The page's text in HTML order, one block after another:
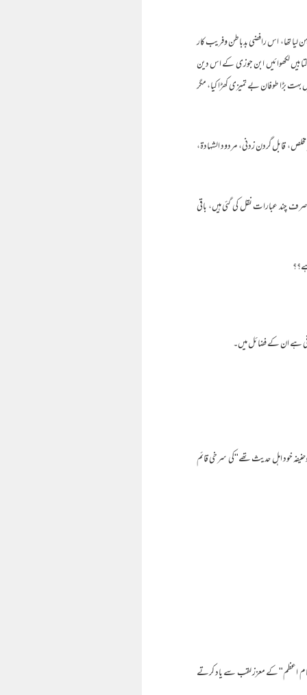
تھا، اس رافضی بدباطن وفریب کار
لکھوائیں ـ ابن جوزی کے اس دین
بڑا طوفان بے تمیزی کھڑا کیا، مگر
قابل گردن زدنی، مردود الشہادة،
پر مشتمل ہے، جس میں سے بطور نمونہ صرف چند عبارات نقل کی گئی ہیں، باقی
ہے ان کے فضائل میں۔
بدیع الدین شاہ راشدی اپنی کتاب "حق وباطل عوام کی عدالت میں" کے صفحہ 21؍ پر"امام ابوحنیفہ خود اہل حدیث تھے"کی سرخی قائم
"امام اعظم" کے معزز لقب سے یاد کرتے